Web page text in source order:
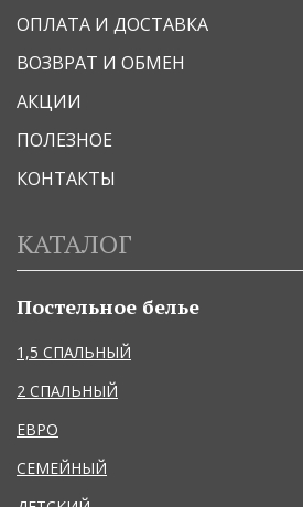
ОПЛАТА И ДОСТАВКА
ВОЗВРАТ И ОБМЕН
АКЦИИ
ПОЛЕЗНОЕ
КОНТАКТЫ
КАТАЛОГ
Постельное белье
1,5 СПАЛЬНЫЙ
2 СПАЛЬНЫЙ
ЕВРО
СЕМЕЙНЫЙ